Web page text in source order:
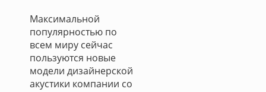
Максимальной
популярностью по
всем миру сейчас
пользуются новые
модели дизайнерской
акустики компании со